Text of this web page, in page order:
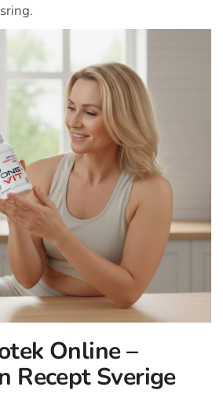
Online –
Recept Sverige